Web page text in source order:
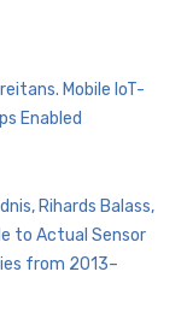
Mobile IoT-
Enabled
Rihards Balass,
to Actual Sensor
from 2013–